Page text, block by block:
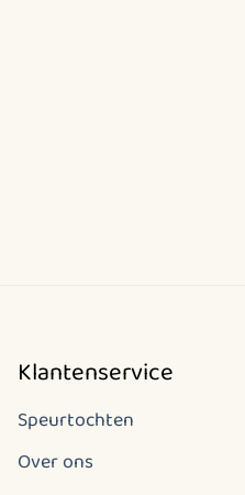
Klantenservice
Speurtochten
Over ons